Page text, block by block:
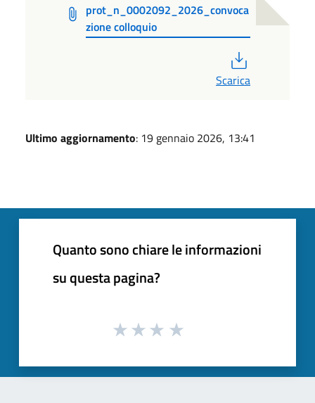
prot_n_0002092_2026_convoca
zione colloquio
Scarica
Ultimo aggiornamento: 19 gennaio 2026, 13:41
Quanto sono chiare le informazioni
su questa pagina?